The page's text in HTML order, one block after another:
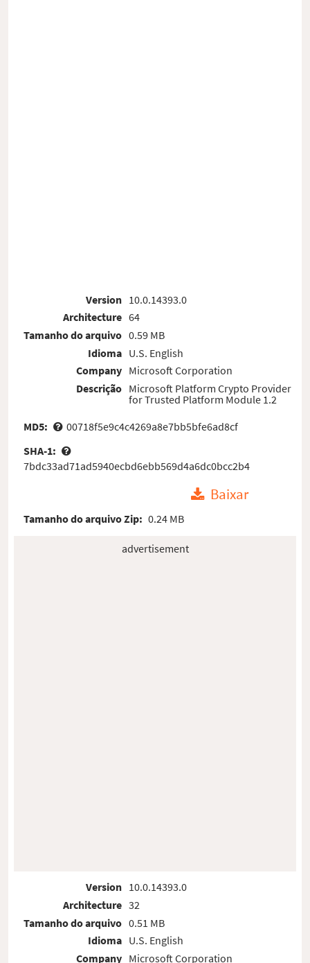
Version
Architecture
Tamanho do arquivo
Idioma
Company
Descrição
10.0.14393.0
64
0.59 MB
U.S. English
Microsoft Corporation
Microsoft Platform Crypto Provider
for Trusted Platform Module 1.2
MD5:
00718f5e9c4c4269a8e7bb5bfe6ad8cf
SHA-1:
7bdc33ad71ad5940ecbd6ebb569d4a6dc0bcc2b4
Baixar
Tamanho do arquivo Zip: 0.24 MB
advertisement
Version
Architecture
Tamanho do arquivo
Idioma
Company
10.0.14393.0
32
0.51 MB
U.S. English
Microsoft Corporation